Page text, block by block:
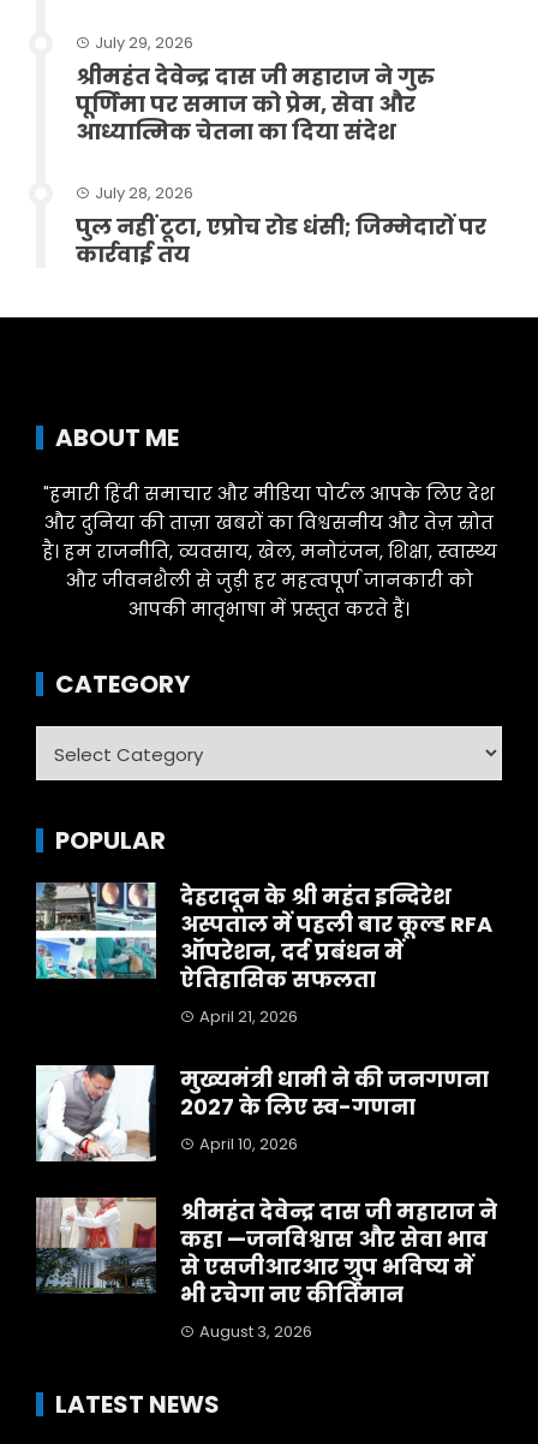
July 29, 2026
श्रीमहंत देवेन्द्र दास जी महाराज ने गुरु
पूर्णिमा पर समाज को प्रेम, सेवा और
आध्यात्मिक चेतना का दिया संदेश
July 28, 2026
पुल नहीं टूटा, एप्रोच रोड धंसी; जिम्मेदारों पर
कार्रवाई तय
ABOUT ME
"हमारी हिंदी समाचार और मीडिया पोर्टल आपके लिए देश
और दुनिया की ताज़ा खबरों का विश्वसनीय और तेज़ स्रोत
है। हम राजनीति, व्यवसाय, खेल, मनोरंजन, शिक्षा, स्वास्थ्य
और जीवनशैली से जुड़ी हर महत्वपूर्ण जानकारी को
आपकी मातृभाषा में प्रस्तुत करते हैं।
CATEGORY
POPULAR
देहरादून के श्री महंत इन्दिरेश
अस्पताल में पहली बार कूल्ड RFA
ऑपरेशन, दर्द प्रबंधन में
ऐतिहासिक सफलता
April 21, 2026
मुख्यमंत्री धामी ने की जनगणना
2027 के लिए स्व-गणना
April 10, 2026
श्रीमहंत देवेन्द्र दास जी महाराज ने
कहा —जनविश्वास और सेवा भाव
से एसजीआरआर ग्रुप भविष्य में
भी रचेगा नए कीर्तिमान
August 3, 2026
LATEST NEWS